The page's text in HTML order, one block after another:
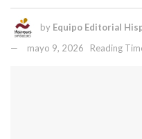
by Equipo Editorial
mayo 9, 2026
Reading